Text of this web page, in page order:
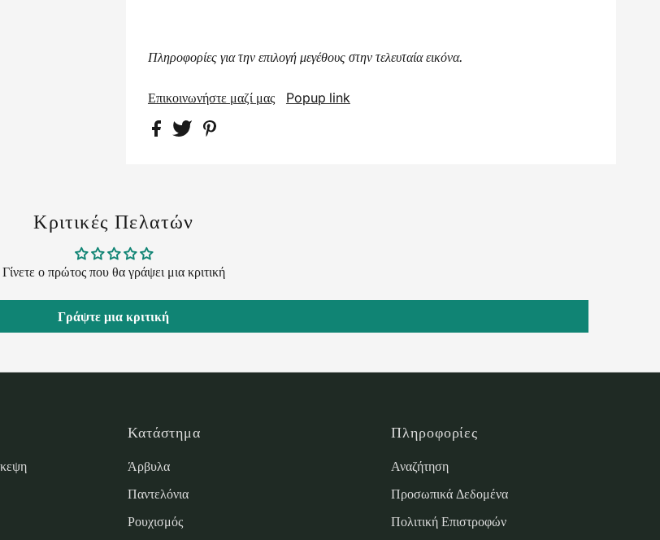
Πληροφορίες για την επιλογή μεγέθους στην τελευταία εικόνα.
Επικοινωνήστε μαζί μας Popup link
Κριτικές Πελατών
Γίνετε ο πρώτος που θα γράψει μια κριτική
Γράψτε μια κριτική
Κατάστημα
Άρβυλα
Παντελόνια
Ρουχισμός
Πληροφορίες
Αναζήτηση
Προσωπικά Δεδομένα
Πολιτική Επιστροφών